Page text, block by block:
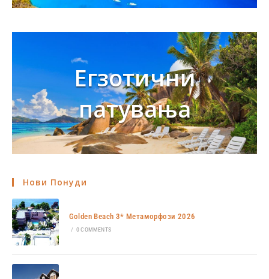
Егзотични
патувања
Нови Понуди
Golden Beach 3* Метаморфози 2026
/ 0 COMMENTS